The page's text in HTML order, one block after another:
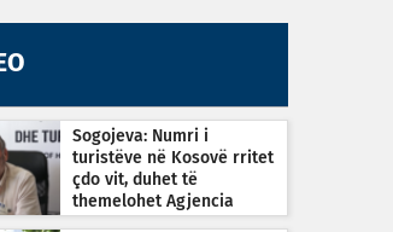
Sogojeva: Numri i
turistëve në Kosovë rritet
çdo vit, duhet të
themelohet Agjencia